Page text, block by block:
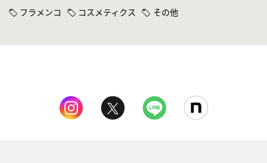
フラメンコ
コスメティクス その他